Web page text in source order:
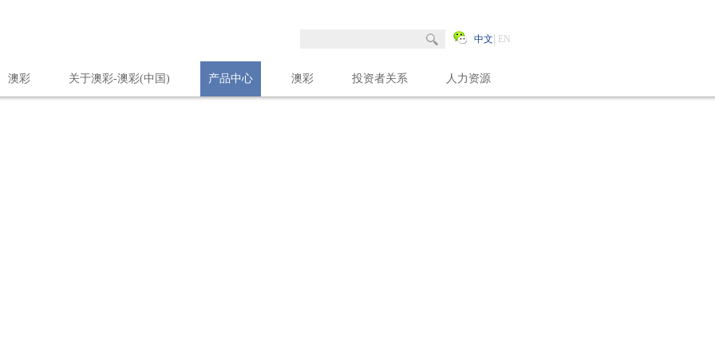
中文 EN
澳彩 关于澳彩-澳彩(中国) 产品中心 澳彩 投资者关系 人力资源